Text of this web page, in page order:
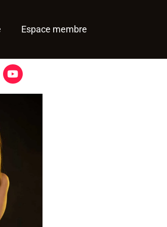
Espace membre